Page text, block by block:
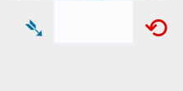
⟲
➴